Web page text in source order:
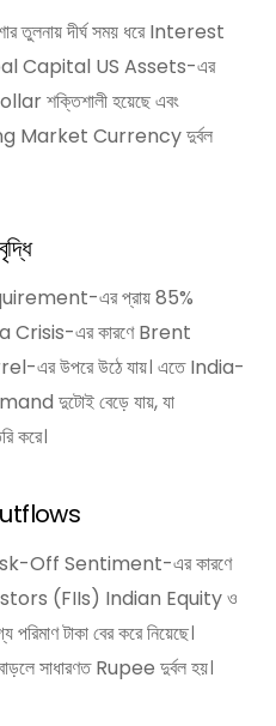
দীর্ঘ সময় ধরে Interest
Capital US Assets-এর
শক্তিশালী হয়েছে এবং
Market Currency দুর্বল
এর প্রায় 85%
Crisis-এর কারণে Brent
উপরে উঠে যায়। এতে India-
দুটোই বেড়ে যায়, যা
করে।
Off Sentiment-এর কারণে
(FIIs) Indian Equity ও
টাকা বের করে নিয়েছে।
সাধারণত Rupee দুর্বল হয়।